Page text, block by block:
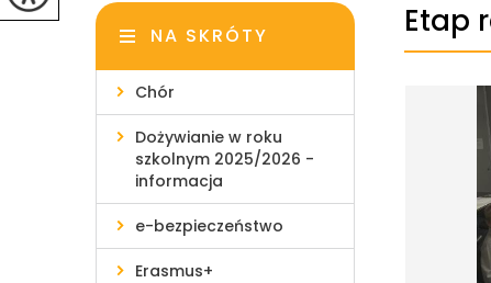
Etap
NA SKRÓTY
Chór
Dożywianie w roku
szkolnym 2025/2026 -
informacja
e-bezpieczeństwo
Erasmus+